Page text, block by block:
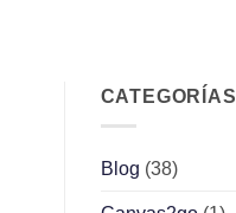
CATEGORÍAS
Blog (38)